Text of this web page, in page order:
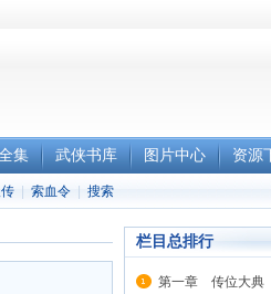
集 武侠书库 图片中心 资源
索血令 搜索
栏目总排行
第一章 传位大典